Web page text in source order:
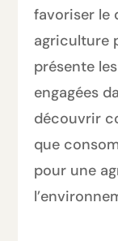
favoriser le
agriculture
présente
engagées
découvrir
que
pour une